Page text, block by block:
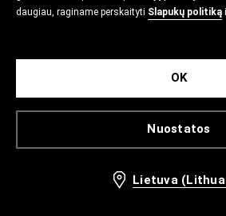
daugiau, raginame perskaityti Slapukų politiką
Nuostatos
OK
Lietuva